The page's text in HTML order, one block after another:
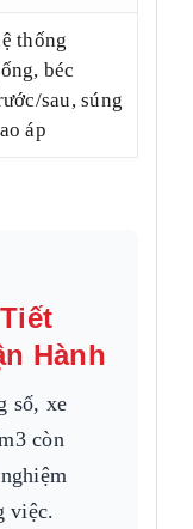
thống
béc
sau, súng
áp
Hành
số, xe
còn
việc.